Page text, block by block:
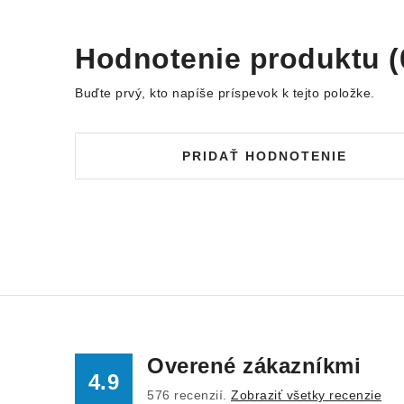
Hodnotenie produktu
Buďte prvý, kto napíše príspevok k tejto položke.
PRIDAŤ HODNOTENIE
4.9
Overené zákazníkmi
576 recenzií. Zobraziť všetky recenzie